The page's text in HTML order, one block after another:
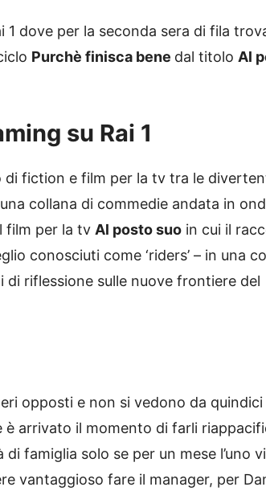
1 dove per la seconda sera di fila
Purchè finisca bene dal titolo Al
su Rai 1
di fiction e film per la tv tra le
collana di commedie andata in
film per la tv Al posto suo in cui il
conosciuti come ‘riders’ – in una
riflessione sulle nuove frontiere del
opposti e non si vedono da quindici
arrivato il momento di farli
famiglia solo se per un mese l’uno
vantaggioso fare il manager, per